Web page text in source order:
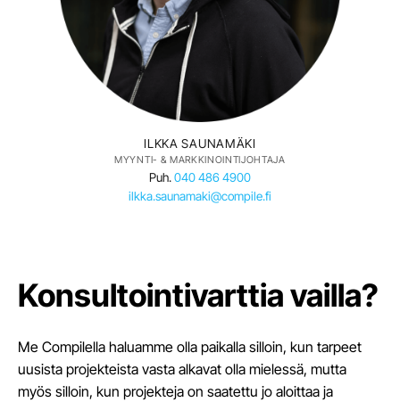
Konsultointivarttia vailla?
Me Compilella haluamme olla paikalla silloin, kun tarpeet
uusista projekteista vasta alkavat olla mielessä, mutta
myös silloin, kun projekteja on saatettu jo aloittaa ja
ILKKA SAUNAMÄKI
MYYNTI- & MARKKINOINTIJOHTAJA
Puh.040 486 4900
ilkka.saunamaki@compile.fi